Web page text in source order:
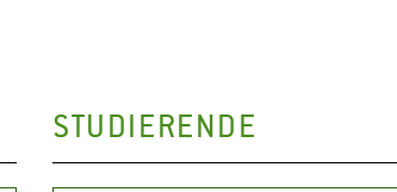
STUDIERENDE